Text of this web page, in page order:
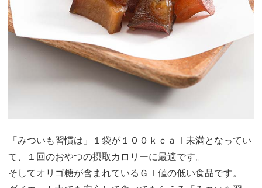
「みついも習慣は」１袋が１００ｋｃａｌ未満となってい
て、１回のおやつの摂取カロリーに最適です。
そしてオリゴ糖が含まれているＧＩ値の低い食品です。